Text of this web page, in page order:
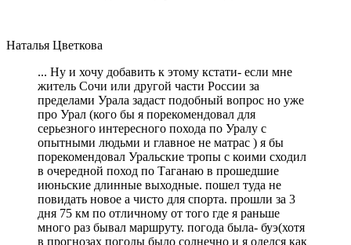
Наталья Цветкова
... Ну и хочу добавить к этому кстати- если мне
житель Сочи или другой части России за
пределами Урала задаст подобный вопрос но уже
про Урал (кого бы я порекомендовал для
серьезного интересного похода по Уралу с
опытными людьми и главное не матрас ) я бы
порекомендовал Уральские тропы с коими сходил
в очередной поход по Таганаю в прошедшие
июньские длинные выходные. пошел туда не
повидать новое а чисто для спорта. прошли за 3
дня 75 км по отличному от того где я раньше
много раз бывал маршруту. погода была- буэ(хотя
в прогнозах погоды было солнечно и я оделся как